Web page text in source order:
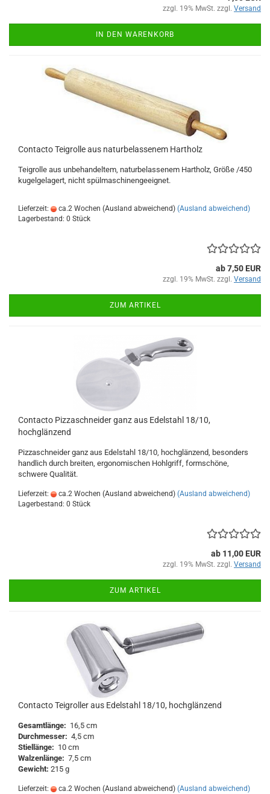
zzgl. 19% MwSt. zzgl. Versand
IN DEN WARENKORB
Contacto Teigrolle aus naturbelassenem Hartholz
Teigrolle aus unbehandeltem, naturbelassenem Hartholz, Größe /450
kugelgelagert, nicht spülmaschinengeeignet.
Lieferzeit: ca.2 Wochen (Ausland abweichend) (Ausland abweichend)
Lagerbestand: 0 Stück
ab 7,50 EUR
zzgl. 19% MwSt. zzgl. Versand
ZUM ARTIKEL
Contacto Pizzaschneider ganz aus Edelstahl 18/10,
hochglänzend
Pizzaschneider ganz aus Edelstahl 18/10, hochglänzend, besonders
handlich durch breiten, ergonomischen Hohlgriff, formschöne,
schwere Qualität.
Lieferzeit: ca.2 Wochen (Ausland abweichend) (Ausland abweichend)
Lagerbestand: 0 Stück
ab 11,00 EUR
zzgl. 19% MwSt. zzgl. Versand
ZUM ARTIKEL
Contacto Teigroller aus Edelstahl 18/10, hochglänzend
Gesamtlänge: 16,5 cm
Durchmesser: 4,5 cm
Stiellänge: 10 cm
Walzenlänge: 7,5 cm
Gewicht: 215 g
Lieferzeit: ca.2 Wochen (Ausland abweichend) (Ausland abweichend)